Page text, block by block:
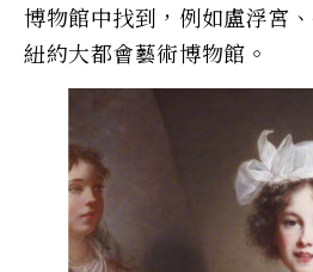
博物館中找到，例如盧浮宮
紐約大都會藝術博物館。